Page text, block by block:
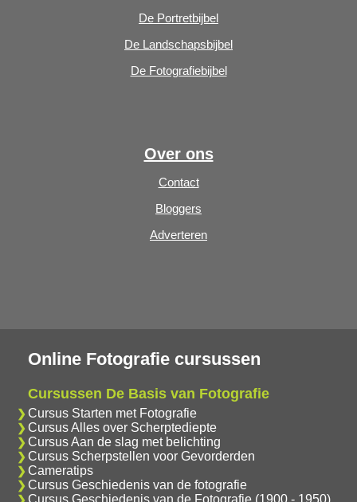
De Portretbijbel
De Landschapsbijbel
De Fotografiebijbel
Over ons
Contact
Bloggers
Adverteren
Online Fotografie cursussen
Cursussen De Basis van Fotografie
Cursus Starten met Fotografie
Cursus Alles over Scherptediepte
Cursus Aan de slag met belichting
Cursus Scherpstellen voor Gevorderden
Cameratips
Cursus Geschiedenis van de fotografie